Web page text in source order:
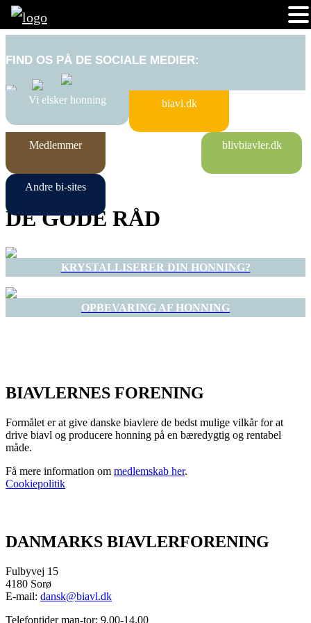
FIND OS PÅ DE SOCIALE MEDIER:
Vi elsker honning biavl.dk
Medlemmer blivbiavler.dk
Andre bi-sites
DE GODE RÅD
KRYSTALLISERER DIN HONNING?
OPBEVARING AF HONNING
BIAVLERNES FORENING
Formålet er at give danske biavlere de bedst mulige vilkår for at
drive biavl og producere honning på en bæredygtig og rentabel
måde.
Få mere information om medlemskab her.
Cookiepolitik
DANMARKS BIAVLERFORENING
Fulbyvej 15
4180 Sorø
E-mail: dansk@biavl.dk
Telefontider man-tor: 9.00-14.00